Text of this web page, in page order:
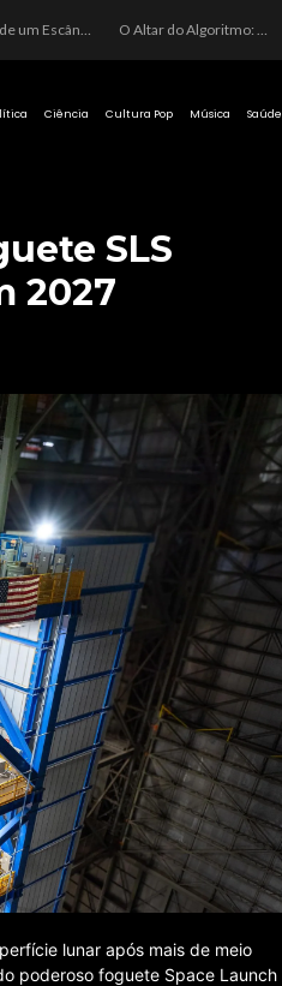
O Preço de um Escândalo: A Discrepância Entre o “Filme de Bolsonaro” e a Realidade do Cinema Mundial O Altar do Algoritmo: A Carência Humana e a Fabricação de Heróis no Brasil
Ciência Cultura Pop Música Saúde
SLS
2027
lunar após mais de meio
poderoso foguete Space Launch